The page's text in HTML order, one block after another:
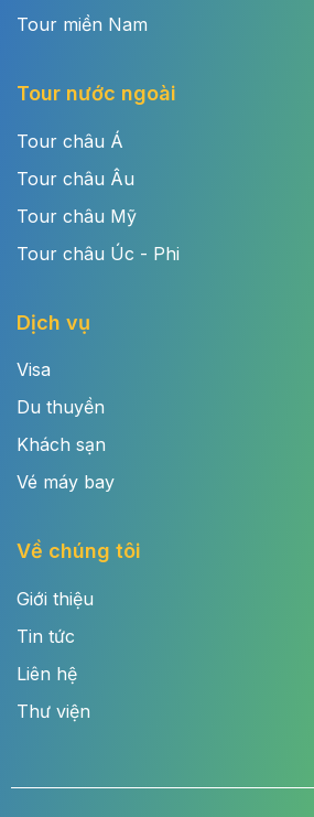
Tour miền Nam
Tour nước ngoài
Tour châu Á
Tour châu Âu
Tour châu Mỹ
Tour châu Úc - Phi
Dịch vụ
Visa
Du thuyền
Khách sạn
Vé máy bay
Về chúng tôi
Giới thiệu
Tin tức
Liên hệ
Thư viện